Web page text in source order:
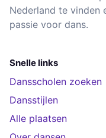
Nederland te vinden
passie voor dans.
Snelle links
Dansscholen zoeken
Dansstijlen
Alle plaatsen